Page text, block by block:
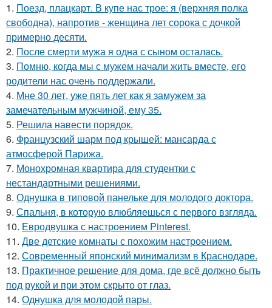
1. Поезд, плацкарт. В купе нас трое: я (верхняя полка
свободна), напротив - женщина лет сорока с дочкой
примерно десяти.
2. После смерти мужа я одна с сыном осталась.
3. Помню, когда мы с мужем начали жить вместе, его
родители нас очень поддержали.
4. Мне 30 лет, уже пять лет как я замужем за
замечательным мужчиной, ему 35.
5. Решила навести порядок.
6. Французский шарм под крышей: мансарда с
атмосферой Парижа.
7. Монохромная квартира для студентки с
нестандартными решениями.
8. Однушка в типовой панельке для молодого доктора.
9. Спальня, в которую влюбляешься с первого взгляда.
10. Евродвушка с настроением Pinterest.
11. Две детские комнаты с похожим настроением.
12. Современный японский минимализм в Краснодаре.
13. Практичное решение для дома, где всё должно быть
под рукой и при этом скрыто от глаз.
14. Однушка для молодой пары.